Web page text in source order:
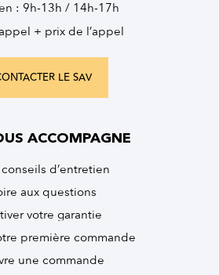
: 9h-13h / 14h-17h
+ prix de l’appel
LE SAV
ACCOMPAGNE
conseils d’entretien
aux questions
votre garantie
première commande
une commande